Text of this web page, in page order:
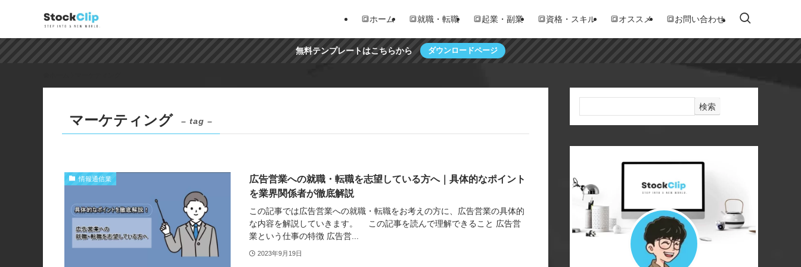
🔳ホーム 🔳就職・転職 🔳起業・副業 🔳資格・スキル 🔳オススメ 🔳お問い合わせ
無料テンプレートはこちらから ダウンロードページ
マーケティング – tag –
情報通信業
広告営業への就職・転職を志望している方へ｜具体的なポイント
を業界関係者が徹底解説
この記事では広告営業への就職・転職をお考えの方に、広告営業の具体的
な内容を解説していきます。 この記事を読んで理解できること 広告営
業という仕事の特徴 広告営...
2023年9月19日
検索